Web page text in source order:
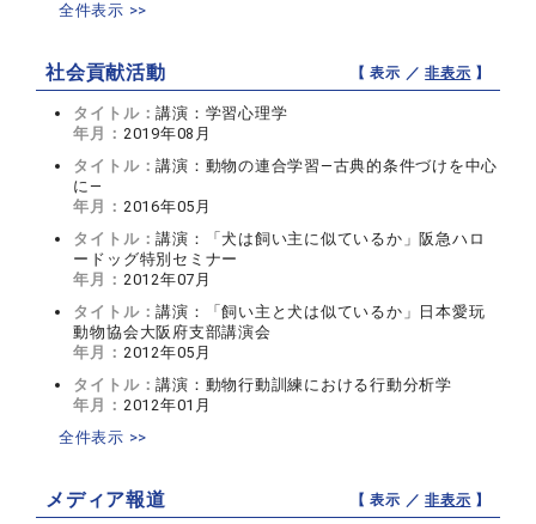
全件表示 >>
社会貢献活動 【 表示 ／非表示 】
タイトル：講演：学習心理学
年月： 2019年08月
タイトル：講演：動物の連合学習―古典的条件づけを中心
に―
年月： 2016年05月
タイトル：講演：「犬は飼い主に似ているか」阪急ハロ
ードッグ特別セミナー
年月： 2012年07月
タイトル：講演：「飼い主と犬は似ているか」日本愛玩
動物協会大阪府支部講演会
年月： 2012年05月
タイトル：講演：動物行動訓練における行動分析学
年月： 2012年01月
全件表示 >>
メディア報道 【 表示 ／非表示 】